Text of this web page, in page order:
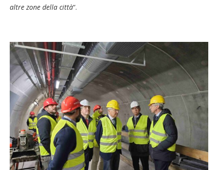
altre zone della città“.